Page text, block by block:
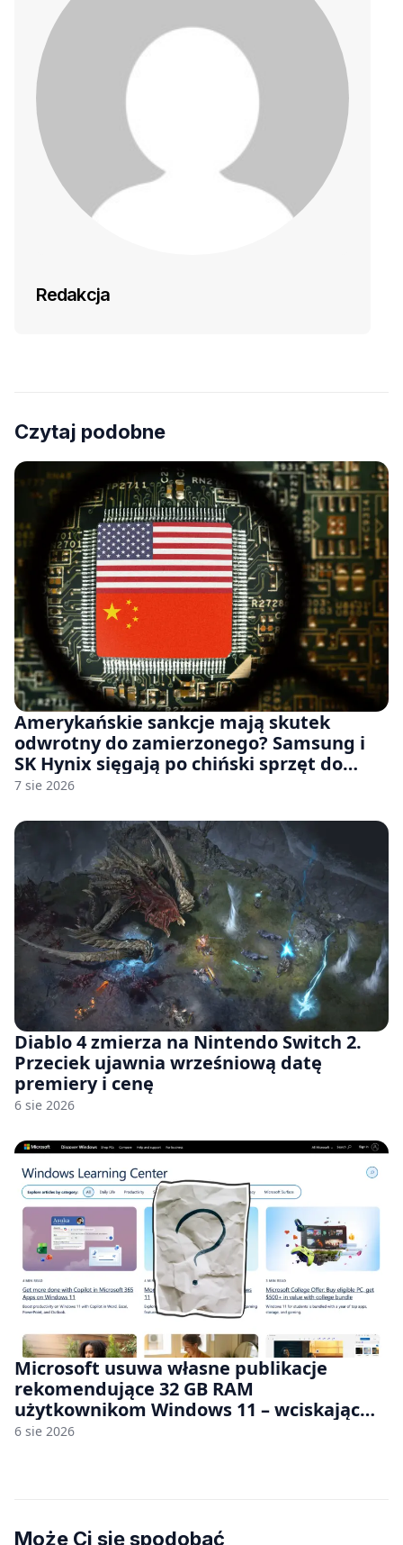
Redakcja
Czytaj podobne
Amerykańskie sankcje mają skutek
odwrotny do zamierzonego? Samsung i
SK Hynix sięgają po chiński sprzęt do
fabryk chipów
7 sie 2026
Diablo 4 zmierza na Nintendo Switch 2.
Przeciek ujawnia wrześniową datę
premiery i cenę
6 sie 2026
Microsoft usuwa własne publikacje
rekomendujące 32 GB RAM
użytkownikom Windows 11 – wciskając
nam przy tym komputery z 8 GB RAM po
6 sie 2026
Może Ci się spodobać